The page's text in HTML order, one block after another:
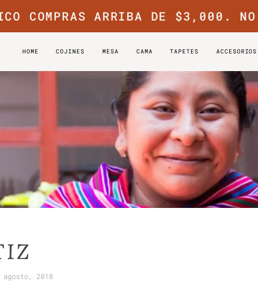
COMPRAS ARRIBA DE $3,000.
HOME COJINES MESA CAMA TAPETES ACCESORIOS
agosto, 2018